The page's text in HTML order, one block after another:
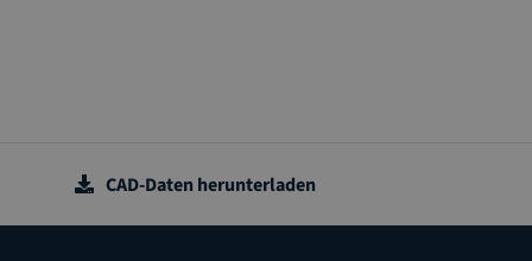
CAD-Daten herunterladen